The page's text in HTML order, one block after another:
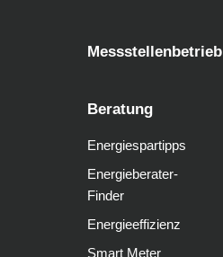
Messstellenbetrieb
Beratung
Energiespartipps
Energieberater-
Finder
Energieeffizienz
Smart Meter